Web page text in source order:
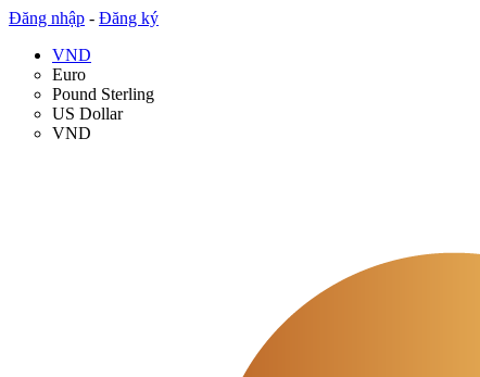
Đăng nhập - Đăng ký
VND
Euro
Pound Sterling
US Dollar
VND